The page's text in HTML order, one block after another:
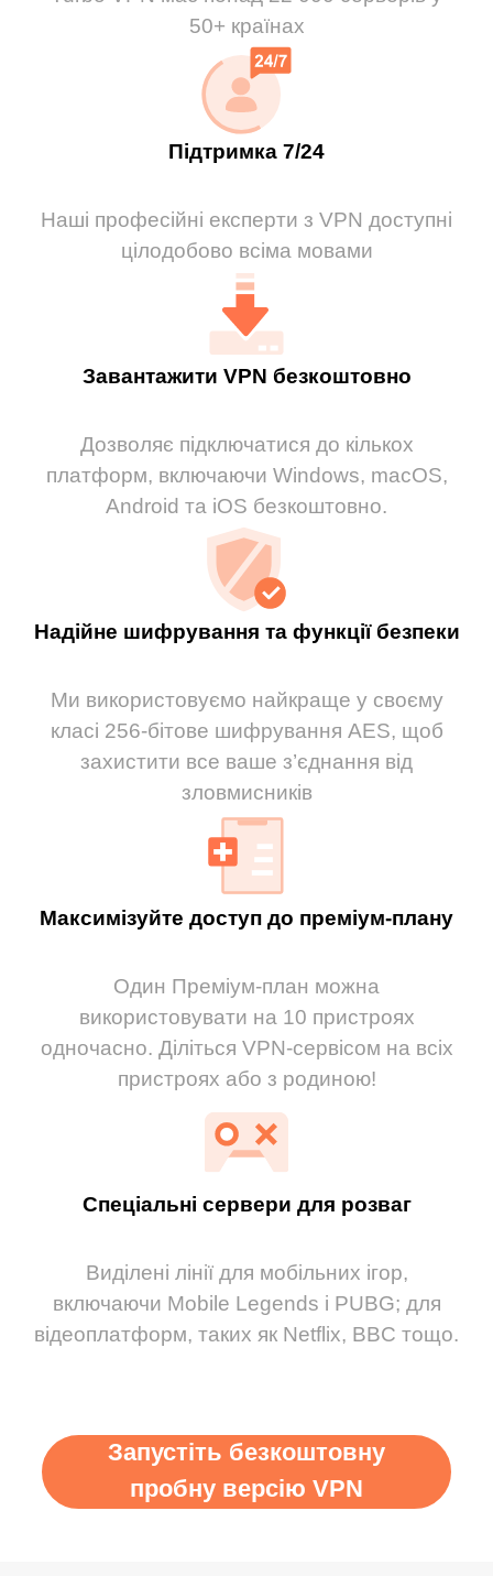
50+ країнах
Підтримка 7/24
Наші професійні експерти з VPN доступні
цілодобово всіма мовами
Завантажити VPN безкоштовно
Дозволяє підключатися до кількох
платформ, включаючи Windows, macOS,
Android та iOS безкоштовно.
Надійне шифрування та функції безпеки
Ми використовуємо найкраще у своєму
класі 256-бітове шифрування AES, щоб
захистити все ваше з’єднання від
зловмисників
Максимізуйте доступ до преміум-плану
Один Преміум-план можна
використовувати на 10 пристроях
одночасно. Діліться VPN-сервісом на всіх
пристроях або з родиною!
Спеціальні сервери для розваг
Виділені лінії для мобільних ігор,
включаючи Mobile Legends і PUBG; для
відеоплатформ, таких як Netflix, BBC тощо.
Запустіть безкоштовну
пробну версію VPN